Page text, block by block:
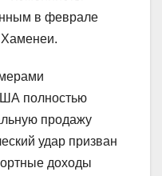
в феврале
полностью
продажу
удар призван
доходы